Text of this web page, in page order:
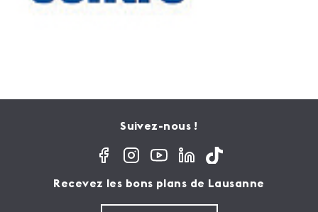
Suivez-nous !
Recevez les bons plans de Lausanne